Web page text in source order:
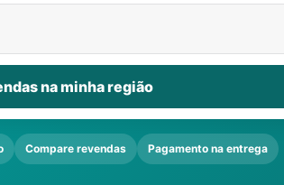
na minha região
Compare revendas Pagamento na entrega